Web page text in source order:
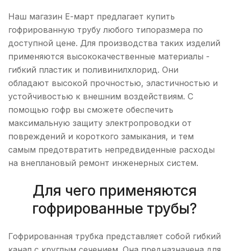
Наш магазин Е-март предлагает купить
гофрированную трубу любого типоразмера по
доступной цене. Для производства таких изделий
применяются высококачественные материалы -
гибкий пластик и поливинилхлорид. Они
обладают высокой прочностью, эластичностью и
устойчивостью к внешним воздействиям. С
помощью гофр вы сможете обеспечить
максимальную защиту электропроводки от
повреждений и короткого замыкания, и тем
самым предотвратить непредвиденные расходы
на внеплановый ремонт инженерных систем.
Для чего применяются
гофрированные трубы?
Гофрированная трубка представляет собой гибкий